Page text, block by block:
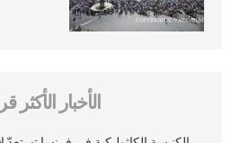
الأخبار الأكثر